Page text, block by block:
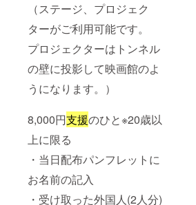
（ステージ、プロジェク
ターがご利用可能です。
プロジェクターはトンネル
の壁に投影して映画館のよ
うになります。）
8,000円支援のひと※20歳以
上に限る
・当日配布パンフレットに
お名前の記入
・受け取った外国人(2人分)